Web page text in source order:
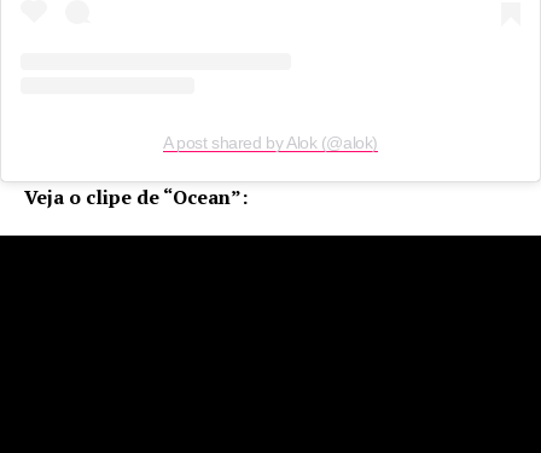
A post shared by Alok (@alok)
Veja o clipe de “Ocean”: